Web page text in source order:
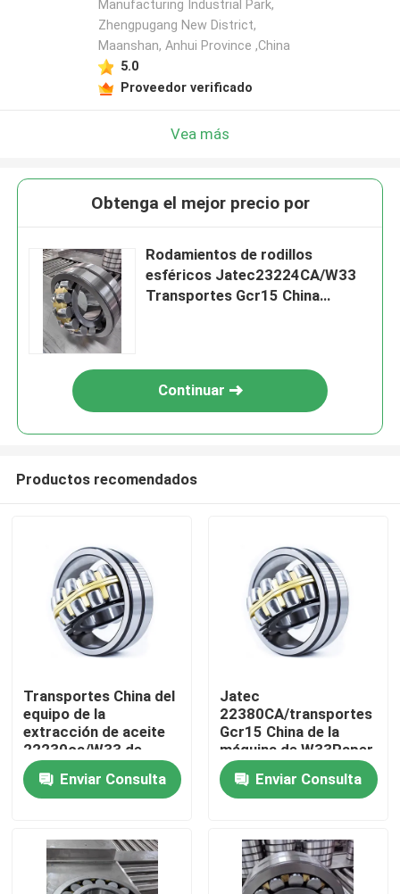
Casa
Vídeos
Manufacturing Industrial Park,
Zhengpugang New District,
Maanshan, Anhui Province ,China
5.0
Proveedor verificado
Vea más
Obtenga el mejor precio por
Rodamientos de rodillos
esféricos Jatec23224CA/W33
Transportes Gcr15 China
Continuar
Productos recomendados
Transportes China del
equipo de la
extracción de aceite
22230ca/W33 de
Jacet
Enviar Consulta
Jatec
22380CA/transportes
Gcr15 China de la
máquina de W33Paper
Enviar Consulta